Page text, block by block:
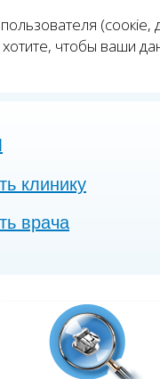
чтобы ваши
клинику
врача